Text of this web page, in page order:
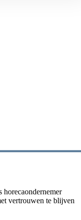
horecaondernemer
vertrouwen te blijven